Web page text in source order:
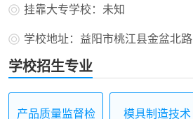
挂靠大专学校：未知
学校地址：益阳市桃江县金盆北路
学校招生专业
产品质量监督检
模具制造技术